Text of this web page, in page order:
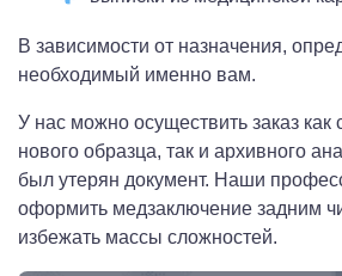
В зависимости от назначения,
необходимый именно вам.
У нас можно осуществить заказ как
нового образца, так и архивного
был утерян документ. Наши
оформить медзаключение задним
избежать массы сложностей.